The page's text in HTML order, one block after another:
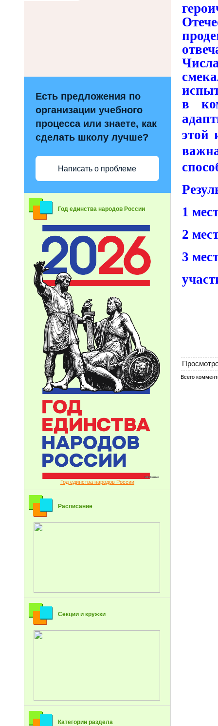
Есть предложения по
организации учебного
процесса или знаете, как
сделать школу лучше?
Написать о проблеме
Год единства народов России
Год единства народов России
Расписание
Секции и кружки
Категории раздела
в
этой
1
2
3
Всего